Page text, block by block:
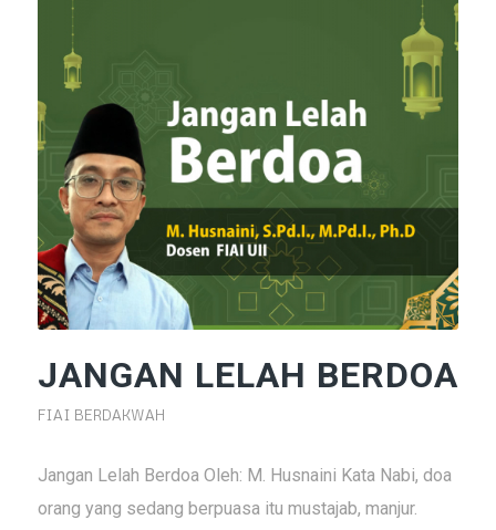
JANGAN LELAH BERDOA
FIAI BERDAKWAH
Jangan Lelah Berdoa Oleh: M. Husnaini Kata Nabi, doa
orang yang sedang berpuasa itu mustajab, manjur.